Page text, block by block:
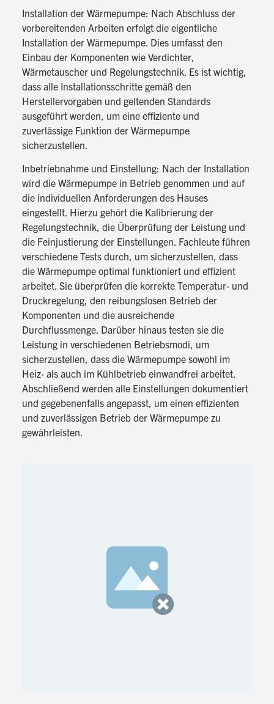
Installation der Wärmepumpe: Nach Abschluss der
vorbereitenden Arbeiten erfolgt die eigentliche
Installation der Wärmepumpe. Dies umfasst den
Einbau der Komponenten wie Verdichter,
Wärmetauscher und Regelungstechnik. Es ist wichtig,
dass alle Installationsschritte gemäß den
Herstellervorgaben und geltenden Standards
ausgeführt werden, um eine effiziente und
zuverlässige Funktion der Wärmepumpe
sicherzustellen.
Inbetriebnahme und Einstellung: Nach der Installation
wird die Wärmepumpe in Betrieb genommen und auf
die individuellen Anforderungen des Hauses
eingestellt. Hierzu gehört die Kalibrierung der
Regelungstechnik, die Überprüfung der Leistung und
die Feinjustierung der Einstellungen. Fachleute führen
verschiedene Tests durch, um sicherzustellen, dass
die Wärmepumpe optimal funktioniert und effizient
arbeitet. Sie überprüfen die korrekte Temperatur- und
Druckregelung, den reibungslosen Betrieb der
Komponenten und die ausreichende
Durchflussmenge. Darüber hinaus testen sie die
Leistung in verschiedenen Betriebsmodi, um
sicherzustellen, dass die Wärmepumpe sowohl im
Heiz- als auch im Kühlbetrieb einwandfrei arbeitet.
Abschließend werden alle Einstellungen dokumentiert
und gegebenenfalls angepasst, um einen effizienten
und zuverlässigen Betrieb der Wärmepumpe zu
gewährleisten.